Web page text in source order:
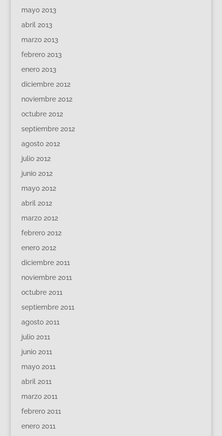
mayo 2013
abril 2013
marzo 2013
febrero 2013
enero 2013
diciembre 2012
noviembre 2012
octubre 2012
septiembre 2012
agosto 2012
julio 2012
junio 2012
mayo 2012
abril 2012
marzo 2012
febrero 2012
enero 2012
diciembre 2011
noviembre 2011
octubre 2011
septiembre 2011
agosto 2011
julio 2011
junio 2011
mayo 2011
abril 2011
marzo 2011
febrero 2011
enero 2011